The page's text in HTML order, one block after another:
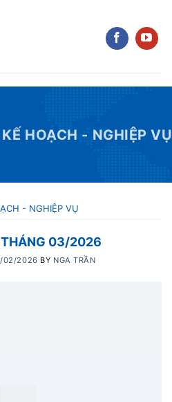
HOẠCH - NGHIỆP VỤ
- NGHIỆP VỤ
03/2026
02/2026 BY NGA TRẦN